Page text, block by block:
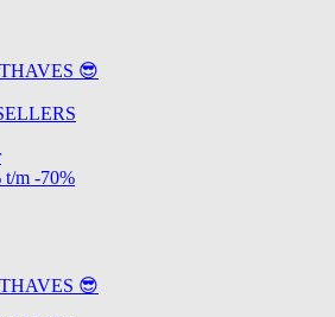
😎
t/m -70%
😎